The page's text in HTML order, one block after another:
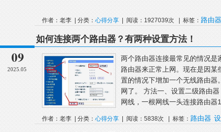
作者：老李 | 分类： 心得分享 | 阅读：1927039次 | 标签： 路由器
09
2025.05
如何连接两个路由器？有两种设置方法！
两个路由器连接最常见的情况
路由器来正常上网。现在是因
置的情况下增加一个无线路由
网了。 方法一、设置二级路由
网线，一根网线一头连接路由
作者：老李 | 分类： 心得分享 | 阅读：5838次 | 标签： 路由器